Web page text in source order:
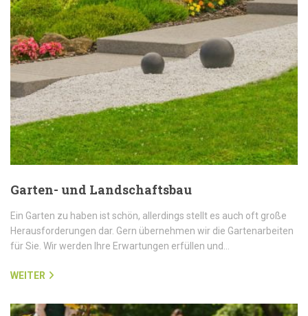
Garten- und Landschaftsbau
Ein Garten zu haben ist schön, allerdings stellt es auch oft große
Herausforderungen dar. Gern übernehmen wir die Gartenarbeiten
für Sie. Wir werden Ihre Erwartungen erfüllen und…
WEITER